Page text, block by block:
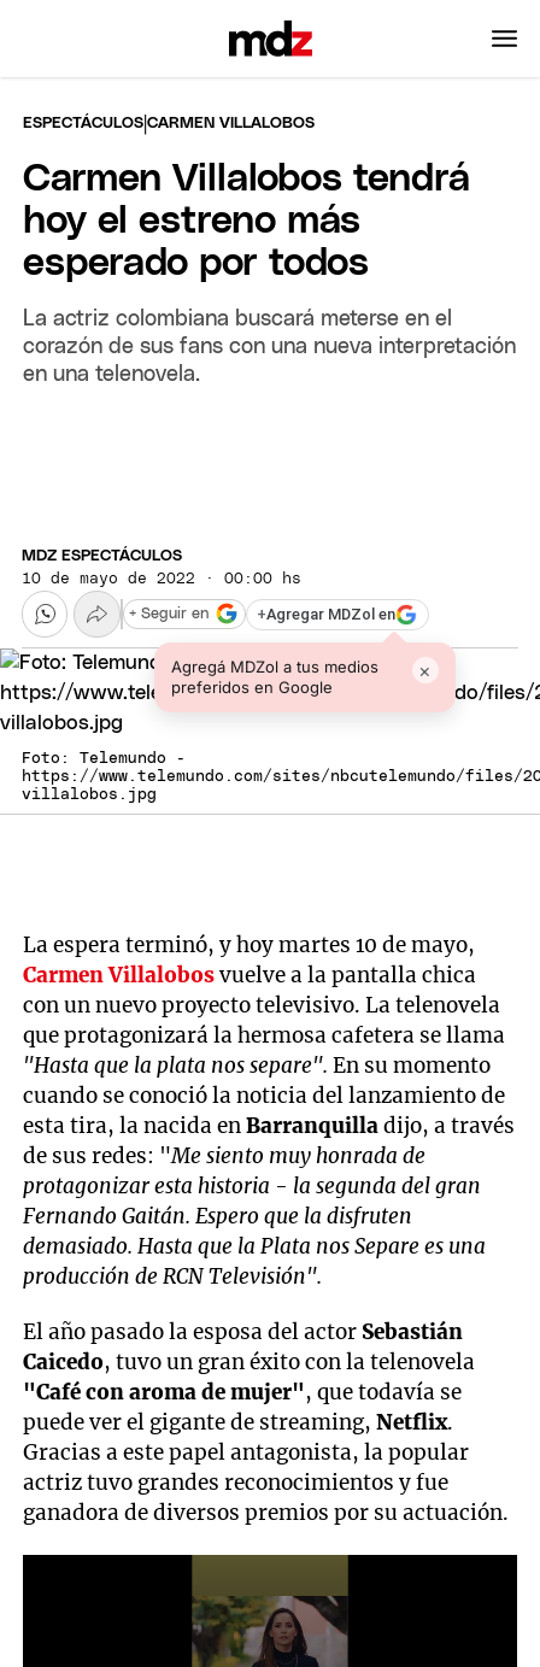
ESPECTÁCULOS |CARMEN VILLALOBOS
Carmen Villalobos tendrá
hoy el estreno más
esperado por todos
La actriz colombiana buscará meterse en el
corazón de sus fans con una nueva interpretación
en una telenovela.
MDZ ESPECTÁCULOS
10 de mayo de 2022 · 00:00 hs
+Agregar MDZol en
Agregá MDZol a tus medios
preferidos en Google
×
+ Seguir en
Foto: Telemundo -
https://www.telemundo.com/sites/nbcutelemundo/files/
villalobos.jpg
La espera terminó, y hoy martes 10 de mayo,
Carmen Villalobosvuelve a la pantalla chica
con un nuevo proyecto televisivo. La telenovela
que protagonizará la hermosa cafetera se llama
"Hasta que la plata nos separe". En su momento
cuando se conoció la noticia del lanzamiento de
esta tira, la nacida enBarranquilladijo, a través
de sus redes: "Me siento muy honrada de
protagonizar esta historia - la segunda del gran
Fernando Gaitán. Espero que la disfruten
demasiado. Hasta que la Plata nos Separe es una
producción de RCN Televisión".
El año pasado la esposa del actor Sebastián
Caicedo, tuvo un gran éxito con la telenovela
"Café con aroma de mujer", que todavía se
puede ver el gigante de streaming,Netflix.
Gracias a este papel antagonista, la popular
actriz tuvo grandes reconocimientos y fue
ganadora de diversos premios por su actuación.